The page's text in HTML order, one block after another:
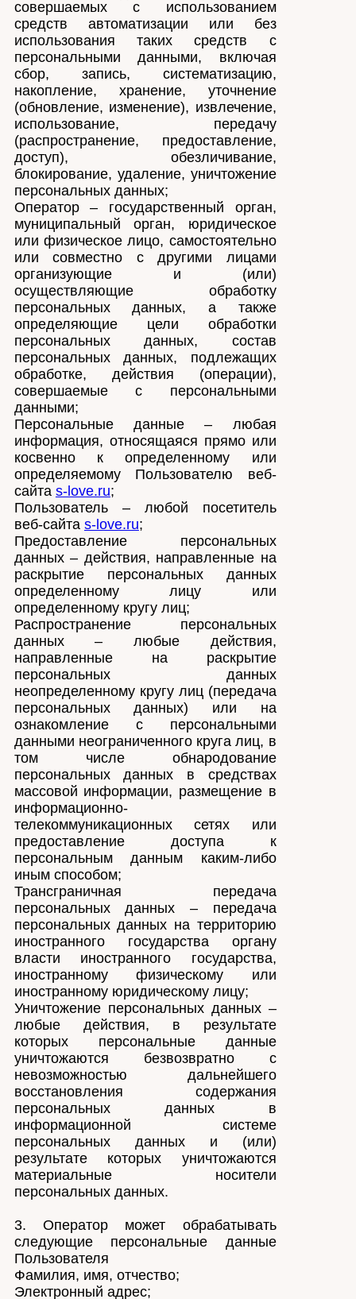
совершаемых с использованием
средств автоматизации или без
использования таких средств с
персональными данными, включая
сбор, запись, систематизацию,
накопление, хранение, уточнение
(обновление, изменение), извлечение,
использование, передачу
(распространение, предоставление,
доступ), обезличивание,
блокирование, удаление, уничтожение
персональных данных;
Оператор – государственный орган,
муниципальный орган, юридическое
или физическое лицо, самостоятельно
или совместно с другими лицами
организующие и (или)
осуществляющие обработку
персональных данных, а также
определяющие цели обработки
персональных данных, состав
персональных данных, подлежащих
обработке, действия (операции),
совершаемые с персональными
данными;
Персональные данные – любая
информация, относящаяся прямо или
косвенно к определенному или
определяемому Пользователю веб-
сайта s-love.ru;
Пользователь – любой посетитель
веб-сайта s-love.ru;
Предоставление персональных
данных – действия, направленные на
раскрытие персональных данных
определенному лицу или
определенному кругу лиц;
Распространение персональных
данных – любые действия,
направленные на раскрытие
персональных данных
неопределенному кругу лиц (передача
персональных данных) или на
ознакомление с персональными
данными неограниченного круга лиц, в
том числе обнародование
персональных данных в средствах
массовой информации, размещение в
информационно-
телекоммуникационных сетях или
предоставление доступа к
персональным данным каким-либо
иным способом;
Трансграничная передача
персональных данных – передача
персональных данных на территорию
иностранного государства органу
власти иностранного государства,
иностранному физическому или
иностранному юридическому лицу;
Уничтожение персональных данных –
любые действия, в результате
которых персональные данные
уничтожаются безвозвратно с
невозможностью дальнейшего
восстановления содержания
персональных данных в
информационной системе
персональных данных и (или)
результате которых уничтожаются
материальные носители
персональных данных.
3. Оператор может обрабатывать
следующие персональные данные
Пользователя
Фамилия, имя, отчество;
Электронный адрес;